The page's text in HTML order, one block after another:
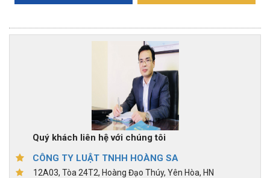
Quý khách liên hệ với chúng tôi
CÔNG TY LUẬT TNHH HOÀNG SA
12A03, Tòa 24T2, Hoàng Đạo Thúy, Yên Hòa, HN